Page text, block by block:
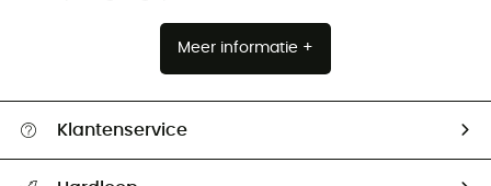
Meer informatie +
Klantenservice